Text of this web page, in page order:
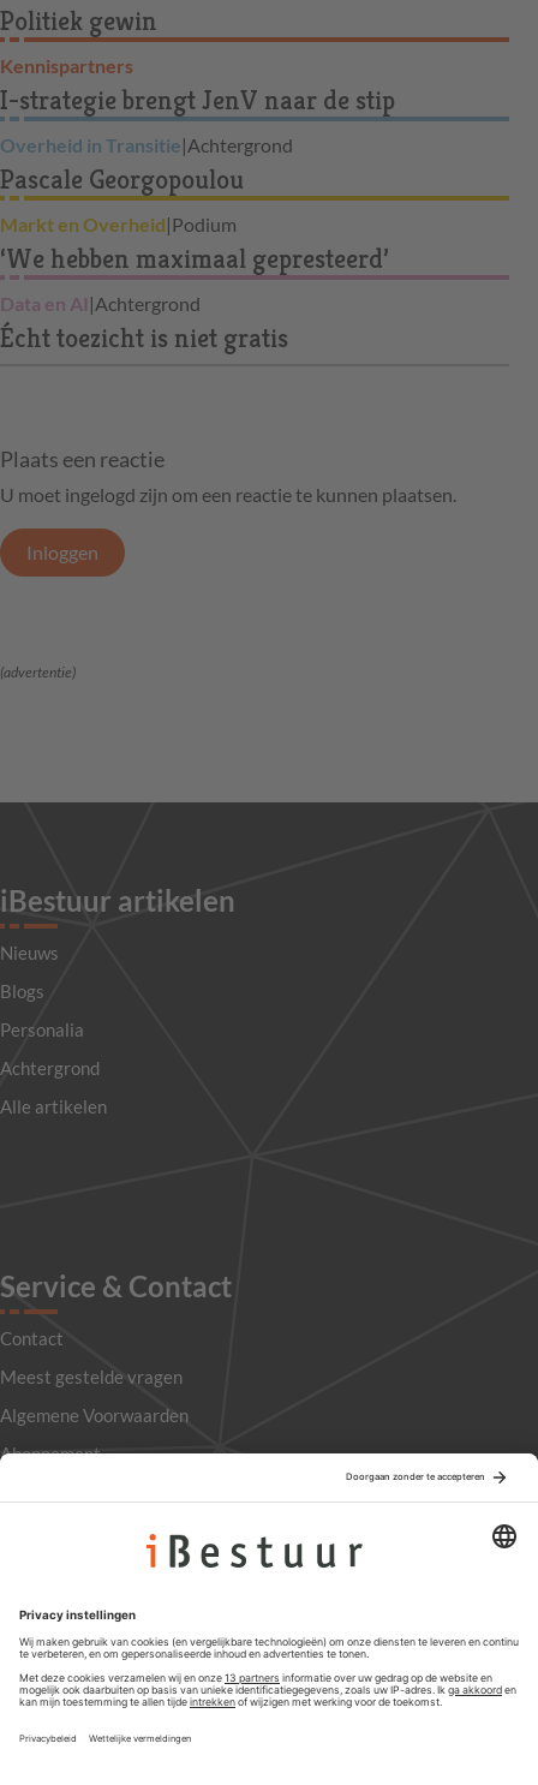
Politiek gewin
Kennispartners
I-strategie brengt JenV naar de stip
Overheid in Transitie|Achtergrond
Pascale Georgopoulou
Markt en Overheid|Podium
‘We hebben maximaal gepresteerd’
Data en AI |Achtergrond
Écht toezicht is niet gratis
Plaats een reactie
U moet ingelogd zijn om een reactie te kunnen plaatsen.
Inloggen
(advertentie)
iBestuur artikelen
Nieuws
Blogs
Personalia
Achtergrond
Alle artikelen
Service & Contact
Contact
Meest gestelde vragen
Algemene Voorwaarden
Abonnement
Privacyinstellingen